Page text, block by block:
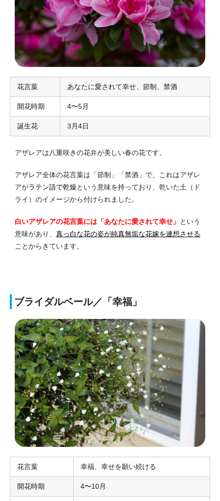
花言葉 あなたに愛されて幸せ、節制、禁酒
開花時期 4〜5月
誕生花 3月4日
アザレアは八重咲きの花弁が美しい春の花です。
アザレア全体の花言葉は「節制」「禁酒」で、これはアザレ
アがラテン語で乾燥という意味を持っており、乾いた土（ド
ライ）のイメージから付けられました。
白いアザレアの花言葉には「あなたに愛されて幸せ」 という
意味があり、 真っ白な花の姿が純真無垢な花嫁を連想させる
ことからきています。
ブライダルベール／「幸福」
花言葉 幸福、幸せを願い続ける
開花時期 4〜10月